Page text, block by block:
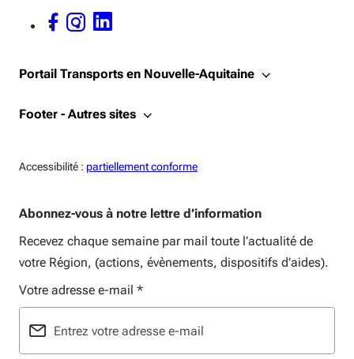
FACEBOOK - OUVERTURE DANS UNE NOUVELLE FENÊTRE
INSTAGRAM - OUVERTURE DANS UNE NOUVELLE FENÊTRE
LINKEDIN - OUVERTURE DANS UNE NOUVELLE FENÊTRE
Portail Transports en Nouvelle-Aquitaine
Footer - Autres sites
Accessibilité : Accessiblité:
partiellement conforme
Abonnez-vous à notre lettre d’information
Recevez chaque semaine par mail toute l’actualité de
votre Région, (actions, évènements, dispositifs d’aides).
Votre adresse e-mail *